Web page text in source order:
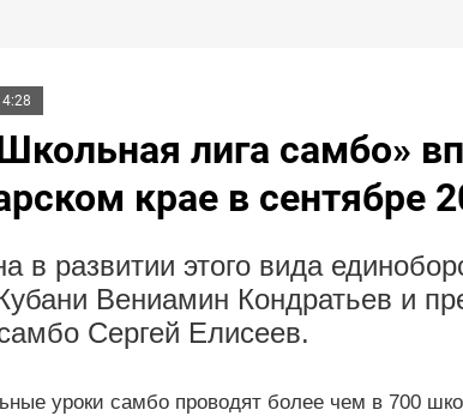
лига самбо»
крае в сентябре
в развитии этого вида
Вениамин Кондратьев и
Сергей Елисеев.
уроки самбо проводят более чем в 700